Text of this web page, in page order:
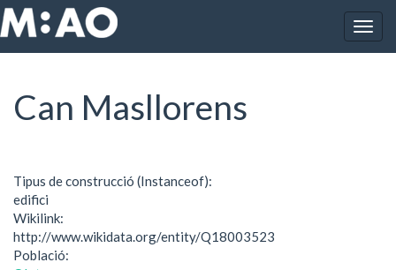
Vés al contingut
Inici Can Masllorens
Can Masllorens
Tipus de construcció (Instanceof):
edifici
Wikilink:
http://www.wikidata.org/entity/Q18003523
Població: